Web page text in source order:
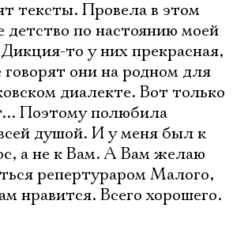
тексты. Провела в этом
детство по настоянию моей
то у них прекрасная,
говорят они на родном для
диалекте. Вот только
Поэтому полюбила
душой. И у меня был к
а не к Вам. А Вам желаю
репертураром Малого,
нравится. Всего хорошего.